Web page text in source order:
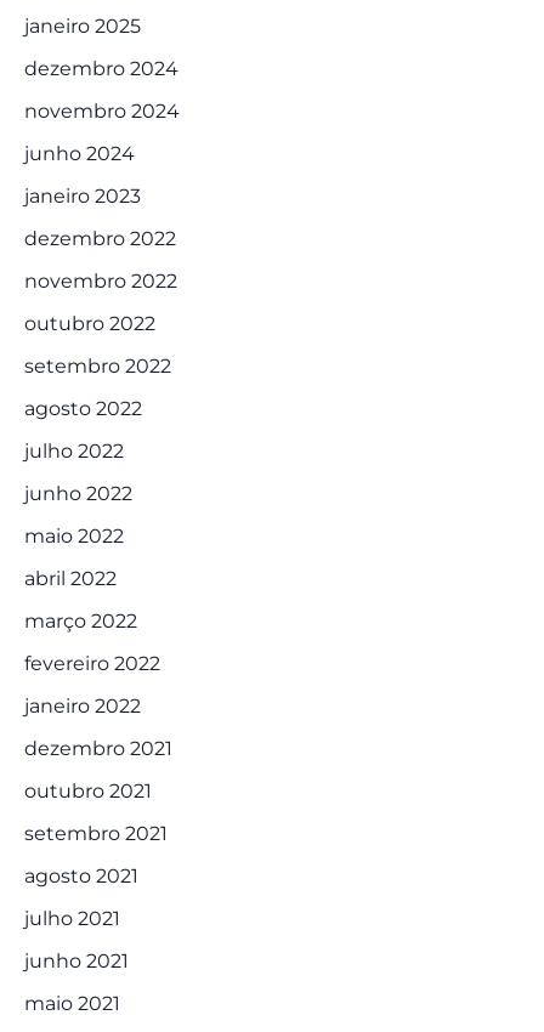
janeiro 2025
dezembro 2024
novembro 2024
junho 2024
janeiro 2023
dezembro 2022
novembro 2022
outubro 2022
setembro 2022
agosto 2022
julho 2022
junho 2022
maio 2022
abril 2022
março 2022
fevereiro 2022
janeiro 2022
dezembro 2021
outubro 2021
setembro 2021
agosto 2021
julho 2021
junho 2021
maio 2021